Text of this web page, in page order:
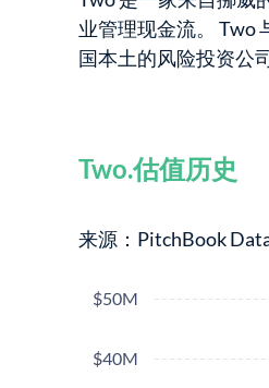
业管理现金流。 Two
国本土的风险投资公
Two.估值历史
来源：PitchBook
$40M
$50M